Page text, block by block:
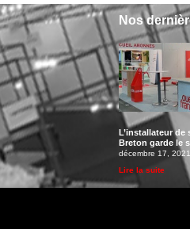
Nos
L’installateur de
Breton garde le
décembre 17, 2021
Lire la suite